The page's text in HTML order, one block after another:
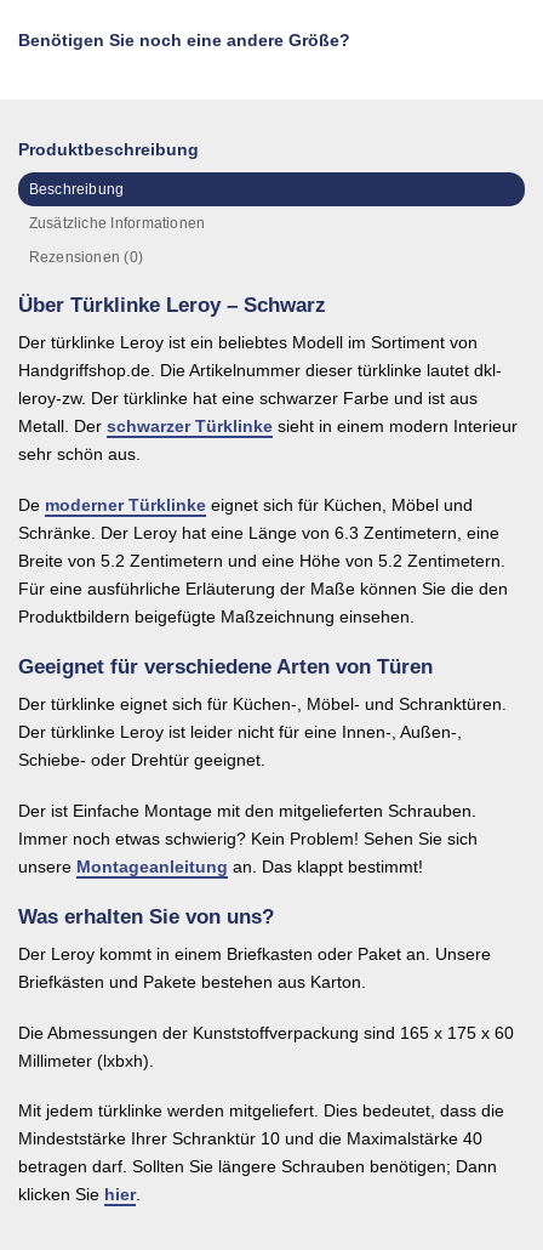
Benötigen Sie noch eine andere Größe?
Produktbeschreibung
Beschreibung
Zusätzliche Informationen
Rezensionen (0)
Über Türklinke Leroy – Schwarz
Der türklinke Leroy ist ein beliebtes Modell im Sortiment von
Handgriffshop.de. Die Artikelnummer dieser türklinke lautet dkl-
leroy-zw. Der türklinke hat eine schwarzer Farbe und ist aus
Metall. Der schwarzer Türklinke sieht in einem modern Interieur
sehr schön aus.
De moderner Türklinke eignet sich für Küchen, Möbel und
Schränke. Der Leroy hat eine Länge von 6.3 Zentimetern, eine
Breite von 5.2 Zentimetern und eine Höhe von 5.2 Zentimetern.
Für eine ausführliche Erläuterung der Maße können Sie die den
Produktbildern beigefügte Maßzeichnung einsehen.
Geeignet für verschiedene Arten von Türen
Der türklinke eignet sich für Küchen-, Möbel- und Schranktüren.
Der türklinke Leroy ist leider nicht für eine Innen-, Außen-,
Schiebe- oder Drehtür geeignet.
Der ist Einfache Montage mit den mitgelieferten Schrauben.
Immer noch etwas schwierig? Kein Problem! Sehen Sie sich
unsere Montageanleitung an. Das klappt bestimmt!
Was erhalten Sie von uns?
Der Leroy kommt in einem Briefkasten oder Paket an. Unsere
Briefkästen und Pakete bestehen aus Karton.
Die Abmessungen der Kunststoffverpackung sind 165 x 175 x 60
Millimeter (lxbxh).
Mit jedem türklinke werden mitgeliefert. Dies bedeutet, dass die
Mindeststärke Ihrer Schranktür 10 und die Maximalstärke 40
betragen darf. Sollten Sie längere Schrauben benötigen; Dann
klicken Sie hier.